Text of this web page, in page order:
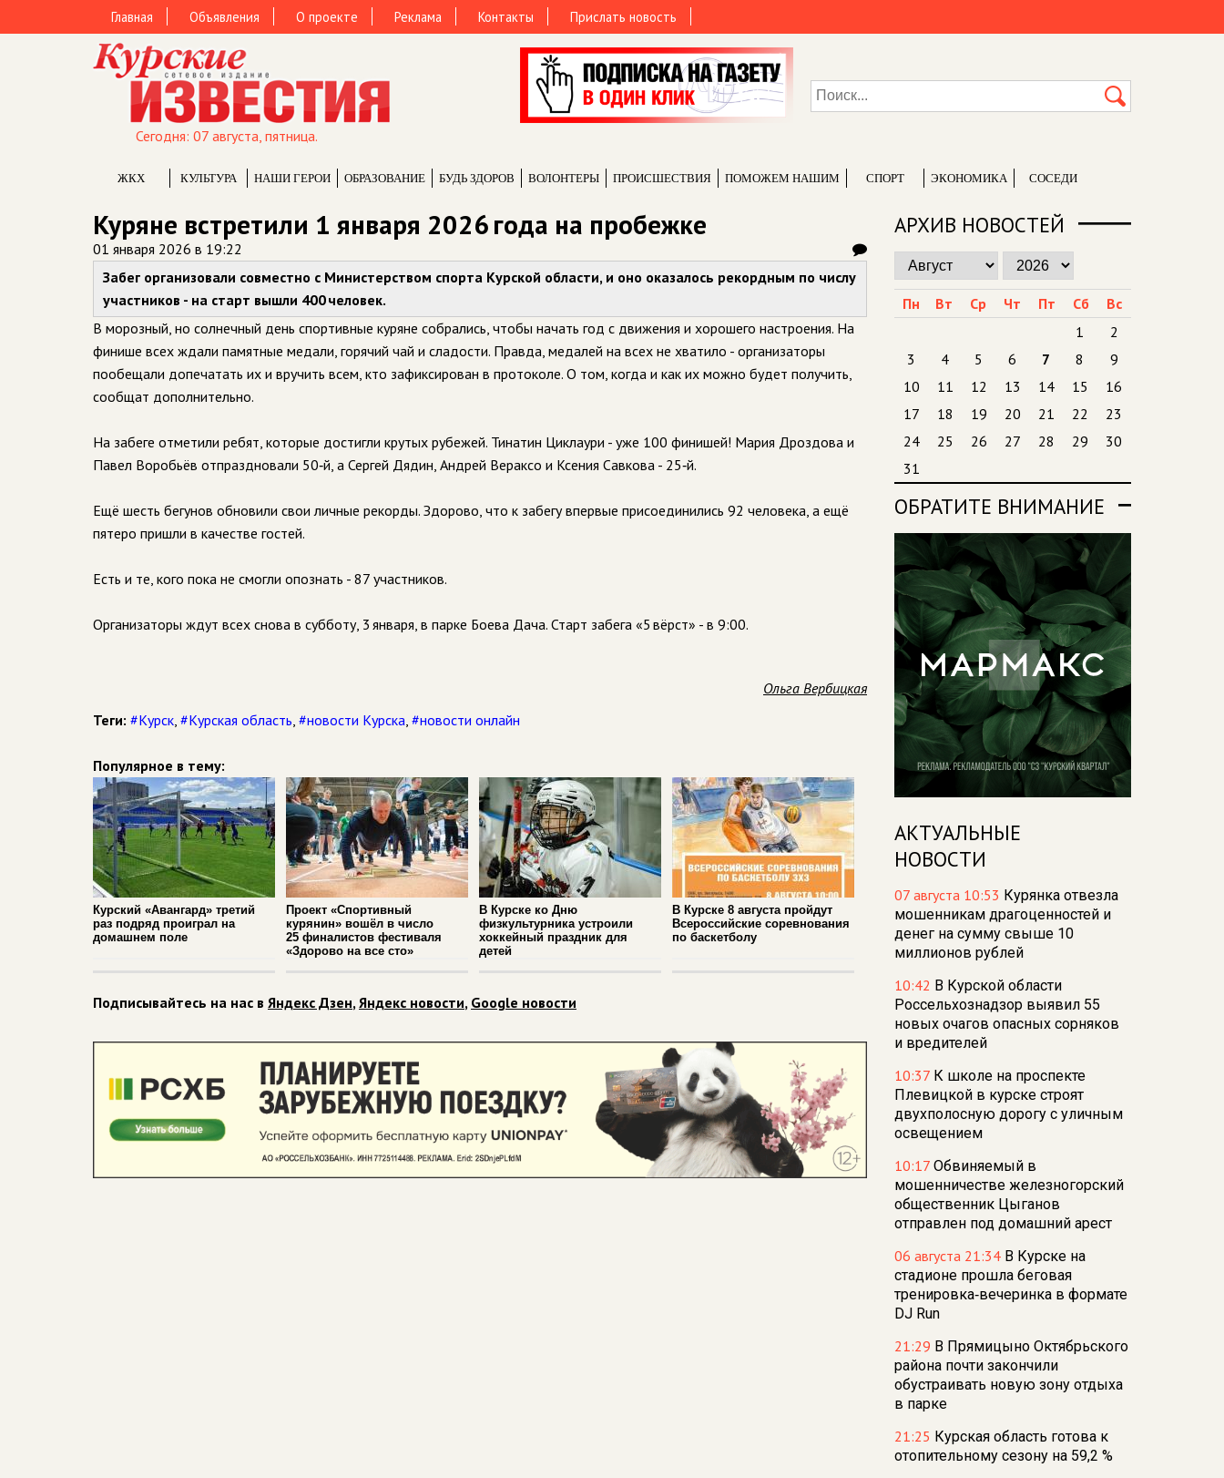
Главная Объявления О проекте Реклама Контакты Прислать новость
Сегодня: 07 августа, пятница.
ЖКХ КУЛЬТУРА НАШИ ГЕРОИ ОБРАЗОВАНИЕ БУДЬ ЗДОРОВ ВОЛОНТЕРЫ ПРОИCШЕСТВИЯ ПОМОЖЕМ НАШИМ СПОРТ ЭКОНОМИКА СОСЕДИ
Куряне встретили 1 января 2026 года на пробежке
01 января 2026 в 19:22
Забег организовали совместно с Министерством спорта Курской области, и оно оказалось рекордным по числу
участников - на старт вышли 400 человек.
В морозный, но солнечный день спортивные куряне собрались, чтобы начать год с движения и хорошего настроения. На
финише всех ждали памятные медали, горячий чай и сладости. Правда, медалей на всех не хватило - организаторы
пообещали допечатать их и вручить всем, кто зафиксирован в протоколе. О том, когда и как их можно будет получить,
сообщат дополнительно.
На забеге отметили ребят, которые достигли крутых рубежей. Тинатин Циклаури - уже 100 финишей! Мария Дроздова и
Павел Воробьёв отпраздновали 50‑й, а Сергей Дядин, Андрей Вераксо и Ксения Савкова - 25‑й.
Ещё шесть бегунов обновили свои личные рекорды. Здорово, что к забегу впервые присоединились 92 человека, а ещё
пятеро пришли в качестве гостей.
Есть и те, кого пока не смогли опознать - 87 участников.
Организаторы ждут всех снова в субботу, 3 января, в парке Боева Дача. Старт забега «5 вёрст» - в 9:00.
Ольга Вербицкая
Теги: #Курск, #Курская область, #новости Курска, #новости онлайн
Популярное в тему:
Курский «Авангард» третий
раз подряд проиграл на
домашнем поле
Проект «Спортивный
курянин» вошёл в число
25 финалистов фестиваля
«Здорово на все сто»
В Курске ко Дню
физкультурника устроили
хоккейный праздник для
детей
В Курске 8 августа пройдут
Всероссийские соревнования
по баскетболу
Подписывайтесь на нас в Яндекс Дзен,Яндекс новости, Google новости
АРХИВ НОВОСТЕЙ
Пн Вт Ср Чт Пт Сб
Вс
1
2
3
4 5 6 7 8
9
10
11 12 13 14 15
16
17
18 19 20 21 22
23
24
25 26 27 28 29
30
31
ОБРАТИТЕ ВНИМАНИЕ
АКТУАЛЬНЫЕ
НОВОСТИ
07 августа 10:53 Курянка отвезла
мошенникам драгоценностей и
денег на сумму свыше 10
миллионов рублей
10:42 В Курской области
Россельхознадзор выявил 55
новых очагов опасных сорняков
и вредителей
10:37 К школе на проспекте
Плевицкой в курске строят
двухполосную дорогу с уличным
освещением
10:17 Обвиняемый в
мошенничестве железногорский
общественник Цыганов
отправлен под домашний арест
06 августа 21:34 В Курске на
стадионе прошла беговая
тренировка‑вечеринка в формате
DJ Run
21:29 В Прямицыно Октябрьского
района почти закончили
обустраивать новую зону отдыха
в парке
21:25 Курская область готова к
отопительному сезону на 59,2 %